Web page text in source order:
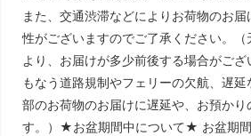
また、交通渋滞などによりお荷物のお
性がございますのでご了承ください。（
より、お届けが多少前後する場合がござ
もなう道路規制やフェリーの欠航、遅
部のお荷物のお届けに遅延や、お預かり
す。）★お盆期間中について★ お盆期